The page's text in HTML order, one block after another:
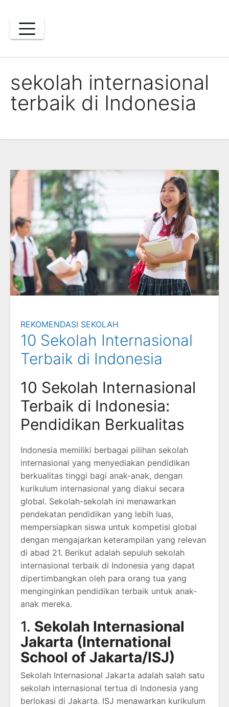
content
sekolah internasional
terbaik di Indonesia
REKOMENDASI SEKOLAH
10 Sekolah Internasional
Terbaik di Indonesia
10 Sekolah Internasional
Terbaik di Indonesia:
Pendidikan Berkualitas
Indonesia memiliki berbagai pilihan sekolah
internasional yang menyediakan pendidikan
berkualitas tinggi bagi anak-anak, dengan
kurikulum internasional yang diakui secara
global. Sekolah-sekolah ini menawarkan
pendekatan pendidikan yang lebih luas,
mempersiapkan siswa untuk kompetisi global
dengan mengajarkan keterampilan yang relevan
di abad 21. Berikut adalah sepuluh sekolah
internasional terbaik di Indonesia yang dapat
dipertimbangkan oleh para orang tua yang
menginginkan pendidikan terbaik untuk anak-
anak mereka.
1. Sekolah Internasional
Jakarta (International
School of Jakarta/ISJ)
Sekolah Internasional Jakarta adalah salah satu
sekolah internasional tertua di Indonesia yang
berlokasi di Jakarta. ISJ menawarkan kurikulum